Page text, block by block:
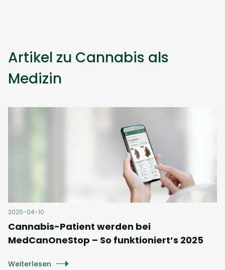
Artikel zu Cannabis als
Medizin
2025-04-10
Cannabis-Patient werden bei
MedCanOneStop – So funktioniert’s 2025
Weiterlesen